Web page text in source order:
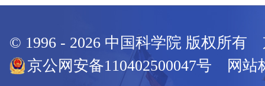
© 1996 - 2026 中国科学院 版权所有
京公网安备110402500047号 网站